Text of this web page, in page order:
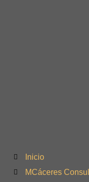
Inicio
MCáceres